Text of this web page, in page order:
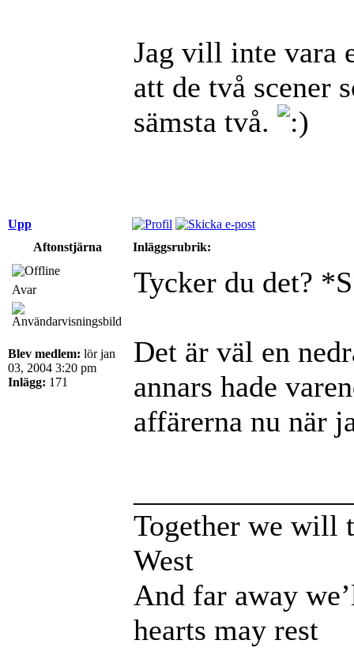
Jag vill inte vara
att de två scener
sämsta två.
Upp
Aftonstjärna
Inläggsrubrik:
Avar
Blev medlem: lör jan
03, 2004 3:20 pm
Inlägg: 171
Tycker du det?
Det är väl en
annars hade
affärerna nu när
Together we will
West
And far away
hearts may rest